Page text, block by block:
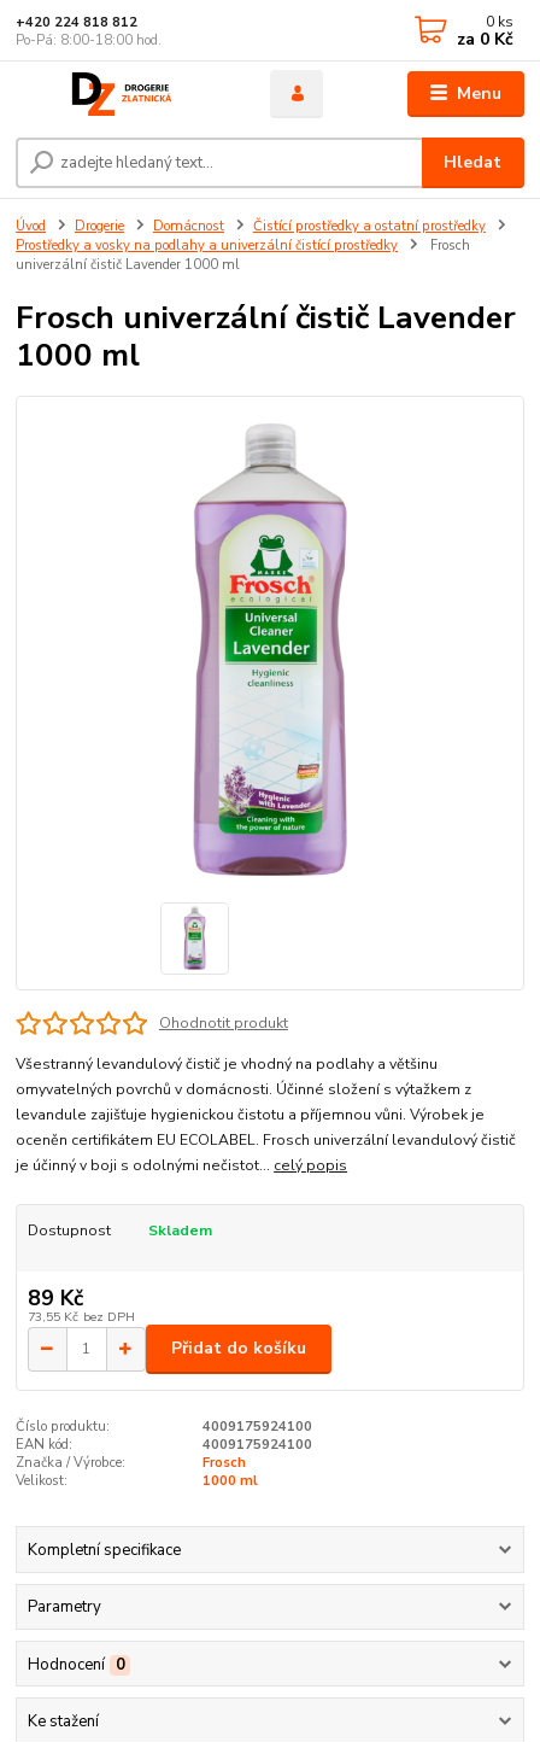
Menu
Hledat
+420 224 818 812
Po-Pá: 8:00-18:00 hod.
0 ks
za 0 Kč
Úvod Drogerie Domácnost
Čistící prostředky a ostatní prostředky
Prostředky a vosky na podlahy a univerzální čistící prostředky
Frosch
univerzální čistič Lavender 1000 ml
Frosch univerzální čistič Lavender
1000 ml
Ohodnotit produkt
Všestranný levandulový čistič je vhodný na podlahy a většinu
omyvatelných povrchů v domácnosti. Účinné složení s výtažkem z
levandule zajišťuje hygienickou čistotu a příjemnou vůni. Výrobek je
oceněn certifikátem EU ECOLABEL. Frosch univerzální levandulový čistič
je účinný v boji s odolnými nečistot... celý popis
Dostupnost Skladem
89 Kč
73,55 Kč bez DPH
Přidat do košíku
Číslo produktu:
4009175924100
EAN kód:
4009175924100
Značka / Výrobce:
Frosch
Velikost:
1000 ml
Kompletní specifikace
Parametry
Hodnocení 0
Ke stažení